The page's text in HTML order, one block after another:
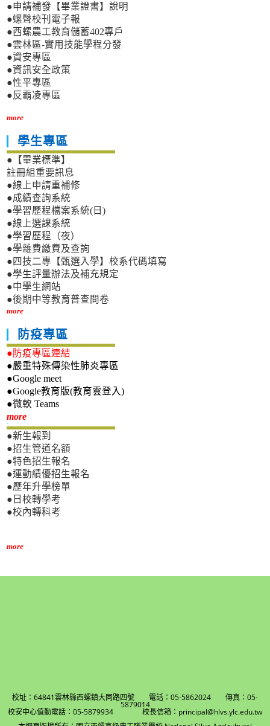
●申請補發【畢業證書】說明
●螺聲校刊電子報
●西螺農工教育儲蓄402專戶
●雲林區-實用技能學程分發
●資安專區
●資訊安全政策
●性平專區
●反霸凌專區
more
學生專區
●【畢業標準】
註冊組重要訊息
●線上申請重補修
●成績查詢系統
●學習歷程檔案系統(日)
●線上選課系統
●學習歷程（夜）
●學雜費繳費及查詢
●四技二專【甄選入學】校系代碼填寫
●學生評量辦法及補充規定
●中學生網站
●後期中等教育普查問卷
more
防疫專區
●防疫專區連結
●嚴重特殊傳染性肺炎專區
●Google meet
●Google教育版(教育雲登入)
●微軟 Teams
more新生專區
●新生報到
●招生管道名額
●特色招生報名
●運動績優招生報名
●歷年升學榜單
●日校轉學考
●校內轉科考
more
校址：64841雲林縣西螺鎮大同路四號 電話：05-5862024 傳真：05-
5879014
校安中心值勤電話：05-5879934 校長信箱：principal@hlvs.ylc.edu.tw